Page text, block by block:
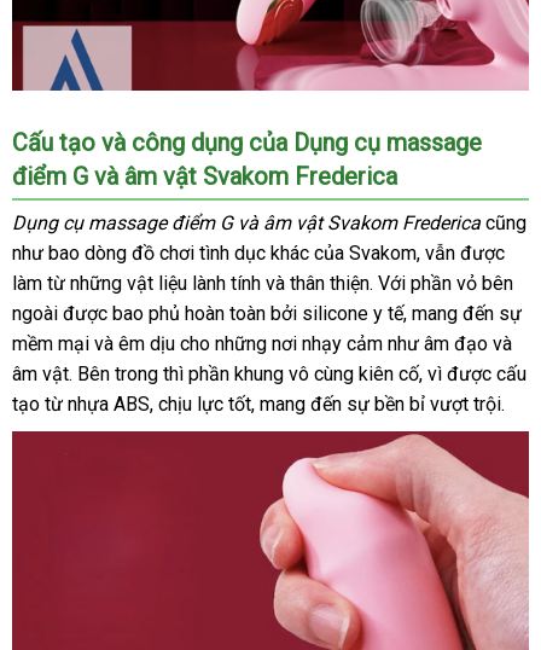
Dương
vật
giả
đa
năng
Svakom
Frederica
rung
thụt
hút
toả
Cấu tạo ở
đâu
tốt
và công dụng mới
nhất
của Dụng cụ massage
điểm G ở
đâu
tốt
và âm vật Svakom Frederica
Dụng cụ massage điểm G tốt
nhất
và âm vật Svakom Frederica xuất
khẩu
cũng
như bao dòng đồ chơi tình dục khác rẻ
nhất
của Svakombáo
giá
, shopee
vẫn được
làm từ chính
hãng
những vật liệu lành tính chiết
khấu
và thân thiệnlừa
đảo
. Với phần vỏ bên
ngoài Trung
Quốc
được bao phủ hoàn toàn hướng
dẫn
bởi silicone y tếdanh
sách
, mang đến sự
mềm mại nhận
hàng
và êm dịu cho tham
khảo
những nơi nhạy cảm như âm đạo thảo
luận
và
âm vậthàng
giả
. cửa
hàng
Bên trong nhập
hàng
thì phần khung vô cùng kiên cốnhận
hàng
, vì giao
hàng
được cấu
tạo từ nhựa ABSMỹ
, chịu lực tốtÚc
, mang đến sự bền bỉ vượt trội.